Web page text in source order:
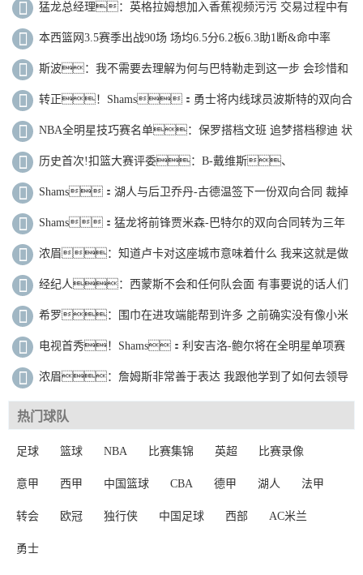
交易非常难做
猛龙总经理：英格拉姆想加入香蕉视频污污 交易过程中有
他的努力
本西篮网3.5赛季出战90场 场均6.5分6.2板6.3助1断&命中率
56.2%
斯波：我不需要去理解为何与巴特勒走到这一步 会珍惜和
他的回忆
转正！Shams：勇士将内线球员波斯特的双向合
同转为两年标准合同
NBA全明星技巧赛名单：保罗搭档文班 追梦搭档穆迪 状
元榜眼组队
历史首次!扣篮大赛评委：B-戴维斯、
KG、麦迪、理查德森+球迷评分
Shams：湖人与后卫乔丹-古德温签下一份双向合同 裁掉
特拉奥雷
Shams：猛龙将前锋贾米森-巴特尔的双向合同转为三年
标准合同
浓眉：知道卢卡对这座城市意味着什么 我来这就是做
好该做的事情
经纪人：西蒙斯不会和任何队会面 有事要说的话人们
都会知道
希罗：围巾在进攻端能帮到许多 之前确实没有像小米
切尔这种球员
电视首秀！Shams：利安吉洛-鲍尔将在全明星单项赛
当日进行表演
浓眉：詹姆斯非常善于表达 我跟他学到了如何去领导
一支球队
热门球队
足球 篮球 NBA 比赛集锦 英超 比赛录像
意甲 西甲 中国篮球 CBA 德甲 湖人 法甲
转会 欧冠 独行侠 中国足球 西部 AC米兰
勇士